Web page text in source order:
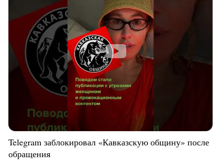
Telegram заблокировал «Кавказскую общину» после
обращения